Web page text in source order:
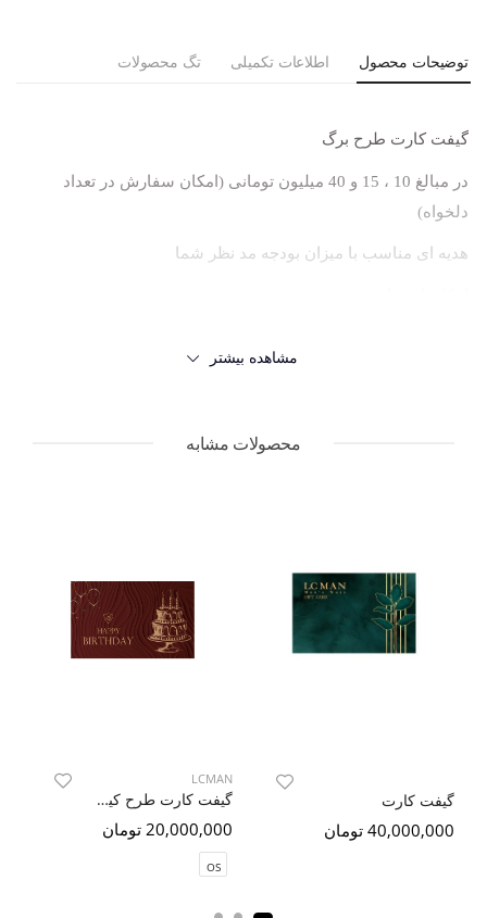
توضیحات محصول اطلاعات تکمیلی تگ محصولات
گیفت کارت طرح برگ
در مبالغ 10 ، 15 و 40 میلیون تومانی (امکان سفارش در تعداد
دلخواه)
هدیه ای مناسب با میزان بودجه مد نظر شما
مشاهده بیشتر
محصولات مشابه
گیفت کارت
40,000,000 تومان
LCMAN
گیفت کارت طرح کیک 2
20,000,000 تومان
OS